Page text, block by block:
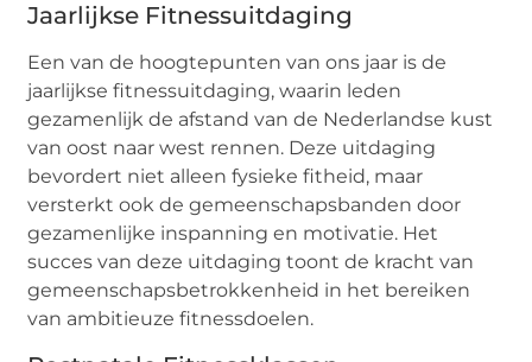
Jaarlijkse Fitnessuitdaging
Een van de hoogtepunten van ons jaar is de
jaarlijkse fitnessuitdaging, waarin leden
gezamenlijk de afstand van de Nederlandse kust
van oost naar west rennen. Deze uitdaging
bevordert niet alleen fysieke fitheid, maar
versterkt ook de gemeenschapsbanden door
gezamenlijke inspanning en motivatie. Het
succes van deze uitdaging toont de kracht van
gemeenschapsbetrokkenheid in het bereiken
van ambitieuze fitnessdoelen.